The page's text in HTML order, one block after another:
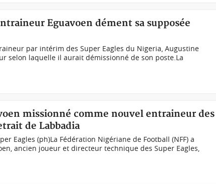
Eguavoen dément sa supposée
par intérim des Super Eagles du Nigeria, Augustine
selon laquelle il aurait démissionné de son poste.La
missionné comme nouvel entraineur des
de Labbadia
Eagles (ph)La Fédération Nigériane de Football (NFF) a
ancien joueur et directeur technique des Super Eagles,